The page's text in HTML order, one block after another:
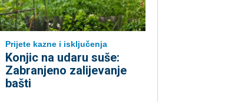
Prijete kazne i isključenja
Konjic na udaru suše:
Zabranjeno zalijevanje
bašti